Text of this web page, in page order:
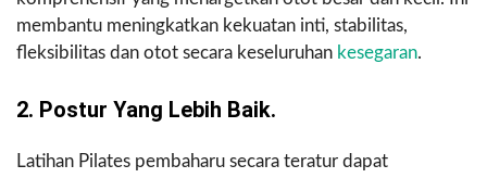
membantu meningkatkan kekuatan inti, stabilitas,
fleksibilitas dan otot secara keseluruhan kesegaran.
2. Postur Yang Lebih Baik.
Latihan Pilates pembaharu secara teratur dapat